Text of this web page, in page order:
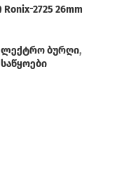
2725 26mm
ბურღი,